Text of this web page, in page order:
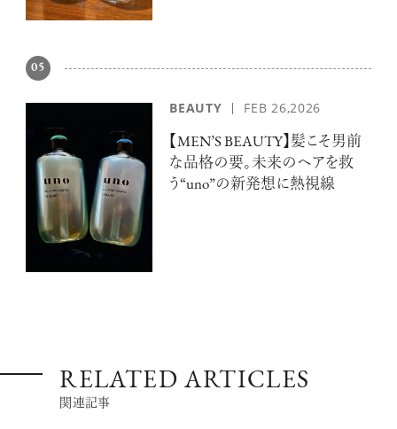
05
BEAUTY FEB 26,2026
【MEN’S BEAUTY】髪こそ男前
な品格の要。未来のヘアを救
う“uno”の新発想に熱視線
RELATED ARTICLES
関連記事